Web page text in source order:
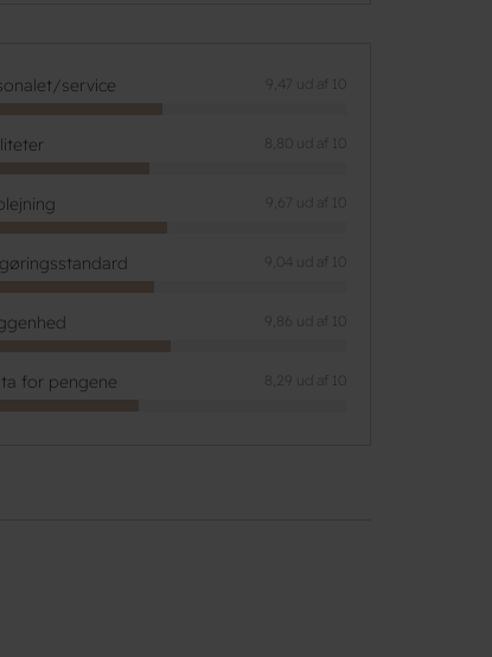
service 9,47 ud af 10
8,80 ud af 10
9,67 ud af 10
9,04 ud af 10
9,86 ud af 10
for pengene 8,29 ud af 10